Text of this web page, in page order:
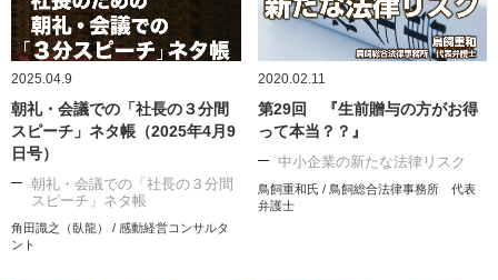
2025.04.9
朝礼・会議での「社長の３分間
スピーチ」ネタ帳（2025年4月9
日号）
朝礼・会議での「社長の３分間
スピーチ」ネタ帳
角田識之（臥龍） / 感動経営コンサルタ
ント
2020.02.11
第29回 『生前贈与の方がお得
って本当？？』
中小企業の新たな法律リスク
鳥飼重和氏 / 鳥飼総合法律事務所 代表
弁護士